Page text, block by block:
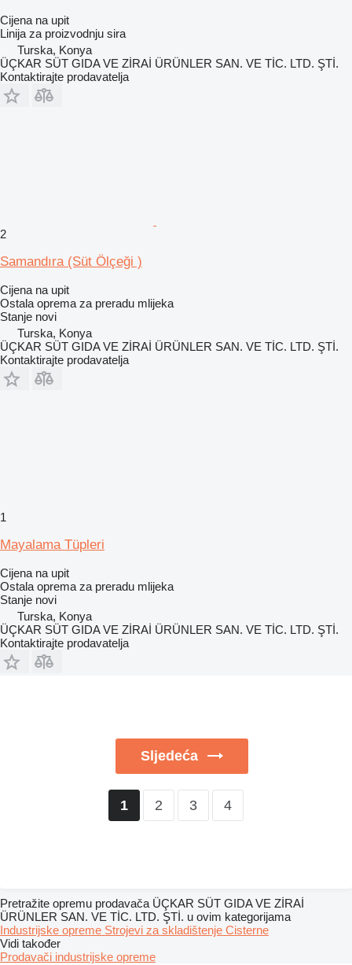
Cijena na upit
Linija za proizvodnju sira
Turska, Konya
ÜÇKAR SÜT GIDA VE ZİRAİ ÜRÜNLER SAN. VE TİC. LTD. ŞTİ.
Kontaktirajte prodavatelja
2
Samandıra (Süt Ölçeği )
Cijena na upit
Ostala oprema za preradu mlijeka
Stanje novi
Turska, Konya
ÜÇKAR SÜT GIDA VE ZİRAİ ÜRÜNLER SAN. VE TİC. LTD. ŞTİ.
Kontaktirajte prodavatelja
1
Mayalama Tüpleri
Cijena na upit
Ostala oprema za preradu mlijeka
Stanje novi
Turska, Konya
ÜÇKAR SÜT GIDA VE ZİRAİ ÜRÜNLER SAN. VE TİC. LTD. ŞTİ.
Kontaktirajte prodavatelja
Sljedeća
1 2 3 4
Pretražite opremu prodavača ÜÇKAR SÜT GIDA VE ZİRAİ
ÜRÜNLER SAN. VE TİC. LTD. ŞTİ. u ovim kategorijama
Industrijske opreme Strojevi za skladištenje Cisterne
Vidi također
Prodavači industrijske opreme